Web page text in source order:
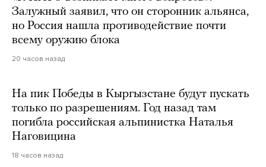
Залужный заявил, что он сторонник альянса,
но Россия нашла противодействие почти
всему оружию блока
20 часов назад
На пик Победы в Кыргызстане будут пускать
только по разрешениям. Год назад там
погибла российская альпинистка Наталья
Наговицина
18 часов назад